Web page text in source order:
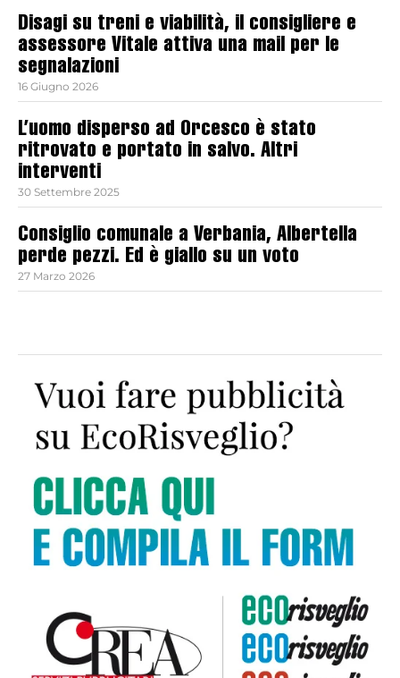
Disagi su treni e viabilità, il consigliere e
assessore Vitale attiva una mail per le
segnalazioni
16 Giugno 2026
L’uomo disperso ad Orcesco è stato
ritrovato e portato in salvo. Altri
interventi
30 Settembre 2025
Consiglio comunale a Verbania, Albertella
perde pezzi. Ed è giallo su un voto
27 Marzo 2026